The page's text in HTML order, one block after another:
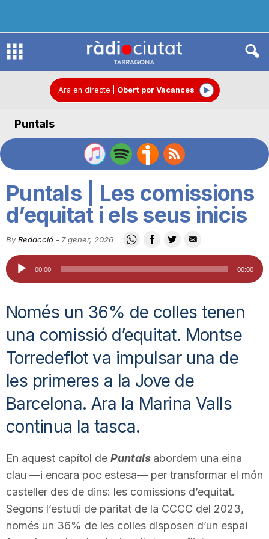
R
d
o
C
i
u
t
a
d
e
Ara en directe Obert por Vacances
Puntals
Puntals | Les comissions
d’equitat i els seus inicis
By Redacció - 7 gener, 2026
Reproductor
d'àudio
00:00 00:00
Només un 36% de colles tenen
una comissió d’equitat. Montse
Torredeflot va impulsar una de
les primeres a la Jove de
Barcelona. Ara la Marina Valls
continua la tasca.
En aquest capítol de Puntals abordem una eina
clau —i encara poc estesa— per transformar el món
casteller des de dins: les comissions d’equitat.
Segons l’estudi de paritat de la CCCC del 2023,
només un 36% de les colles disposen d’un espai